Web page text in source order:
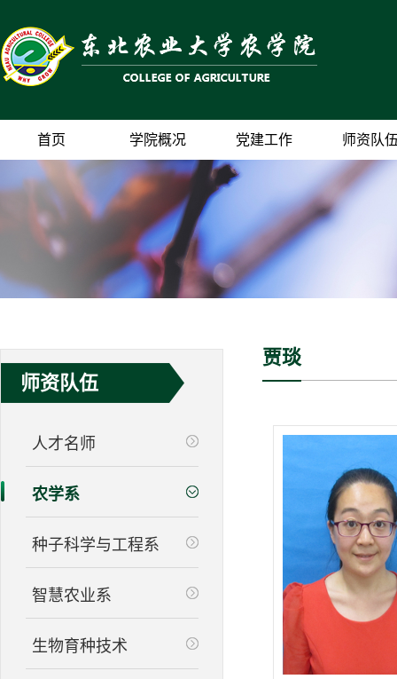
首页 学院概况 党建工作 师资队
师资队伍
人才名师
农学系
种子科学与工程系
智慧农业系
生物育种技术
贾琰